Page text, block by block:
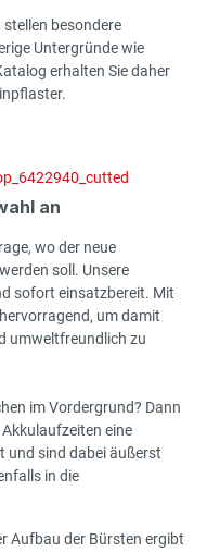
besondere
Untergründe wie
erhalten Sie daher
an
wo der neue
soll. Unsere
sofort einsatzbereit. Mit
um damit
umweltfreundlich zu
im Vordergrund? Dann
eine
und sind dabei äußerst
in die
Aufbau der Bürsten ergibt